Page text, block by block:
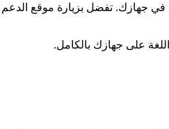
في جهازك. تفضل بزيارة موقع
على جهازك بالكامل.